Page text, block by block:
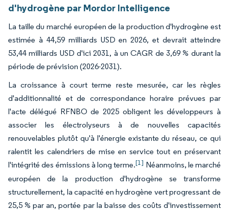
d'hydrogène par Mordor Intelligence
La taille du marché européen de la production d'hydrogène est
estimée à 44,59 milliards USD en 2026, et devrait atteindre
53,44 milliards USD d'ici 2031, à un CAGR de 3,69 % durant la
période de prévision (2026-2031).
La croissance à court terme reste mesurée, car les règles
d'additionnalité et de correspondance horaire prévues par
l'acte délégué RFNBO de 2025 obligent les développeurs à
associer les électrolyseurs à de nouvelles capacités
renouvelables plutôt qu'à l'énergie existante du réseau, ce qui
ralentit les calendriers de mise en service tout en préservant
l'intégrité des émissions à long terme.[1] Néanmoins, le marché
européen de la production d'hydrogène se transforme
structurellement, la capacité en hydrogène vert progressant de
25,5 % par an, portée par la baisse des coûts d'investissement